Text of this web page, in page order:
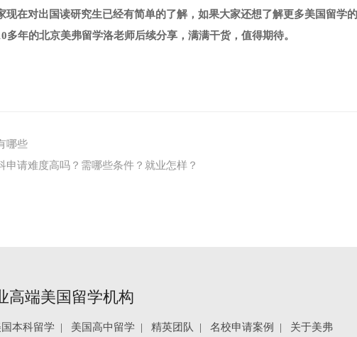
现在对出国读研究生已经有简单的了解，如果大家还想了解更多美国留学
多年的北京美弗留学洛老师后续分享，满满干货，值得期待。
哪些
申请难度高吗？需哪些条件？就业怎样？
高端美国留学机构
国本科留学 | 美国高中留学 | 精英团队 | 名校申请案例 | 关于美弗